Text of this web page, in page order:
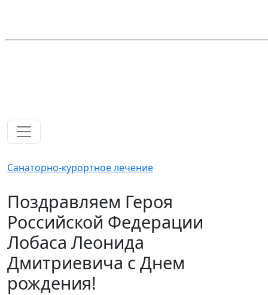
Санаторно-курортное лечение
Поздравляем Героя
Российской Федерации
Лобаса Леонида
Дмитриевича с Днем
рождения!